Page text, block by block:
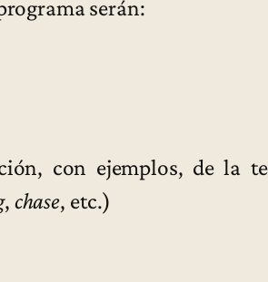
serán:
con ejemplos, de la
, chase, etc.)